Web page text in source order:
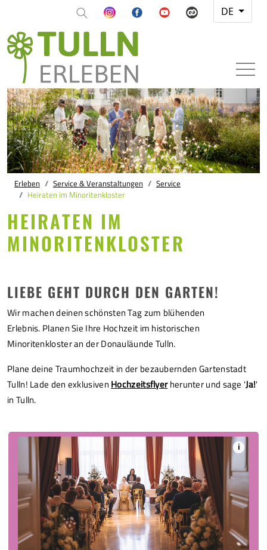
DE
Erleben Service & Veranstaltungen
Service
Heiraten im Minoritenkloster
HEIRATEN IM
MINORITENKLOSTER
LIEBE GEHT DURCH DEN GARTEN!
Wir machen deinen schönsten Tag zum blühenden
Erlebnis. Planen Sie Ihre Hochzeit im historischen
Minoritenkloster an der Donauläunde Tulln.
Plane deine Traumhochzeit in der bezaubernden Gartenstadt
Tulln! Lade den exklusiven Hochzeitsflyerherunter und sage 'Ja!'
in Tulln.
i